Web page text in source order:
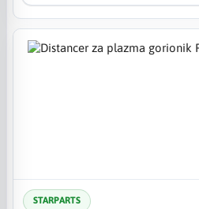
STARPARTS